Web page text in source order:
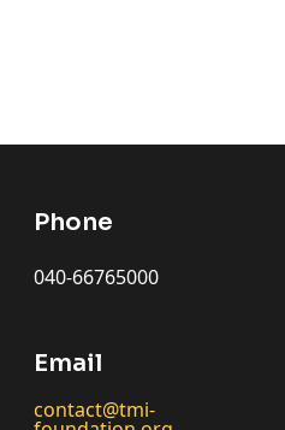
Phone
040-66765000
Email
contact@tmi-